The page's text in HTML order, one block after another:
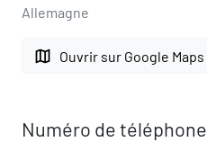
Allemagne
map Ouvrir sur Google Maps
Numéro de téléphone